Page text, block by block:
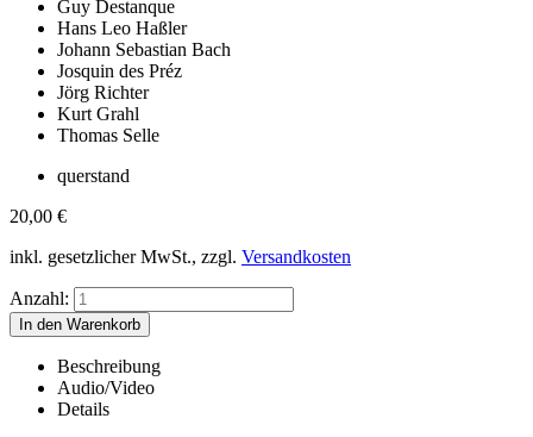
Guy Destanque
Hans Leo Haßler
Johann Sebastian Bach
Josquin des Préz
Jörg Richter
Kurt Grahl
Thomas Selle
querstand
20,00 €
inkl. gesetzlicher MwSt., zzgl. Versandkosten
Anzahl:
Beschreibung
Audio/Video
Details